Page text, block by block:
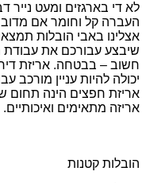
לא די בארגזים ומעט נייר
העברה קל וחומר אם
אצלינו באבי הובלות
שיבצע עבורכם את עבודת
חשוב – בבטחה. אריזת
יכולה להיות עניין מורכב
אריזת חפצים הינה תחום
אריזה מתאימים ואיכותיים.
הובלות קטנות